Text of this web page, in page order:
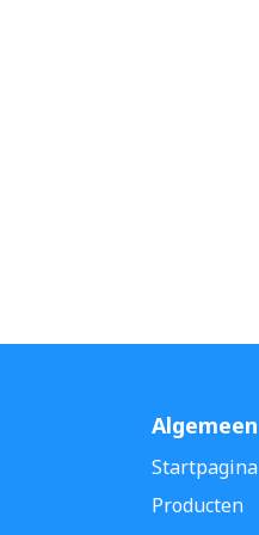
Algemeen
Startpagina
Producten